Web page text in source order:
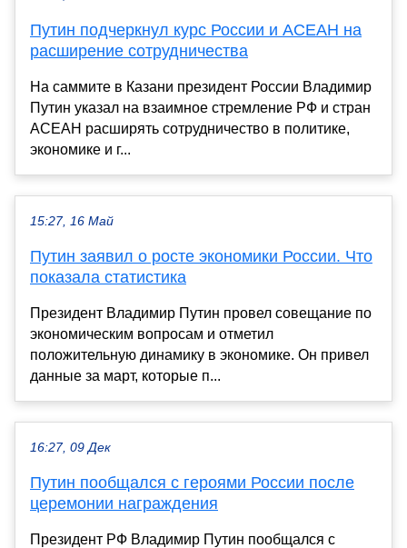
Путин подчеркнул курс России и АСЕАН на
расширение сотрудничества
На саммите в Казани президент России Владимир
Путин указал на взаимное стремление РФ и стран
АСЕАН расширять сотрудничество в политике,
экономике и г...
15:27, 16 Май
Путин заявил о росте экономики России. Что
показала статистика
Президент Владимир Путин провел совещание по
экономическим вопросам и отметил
положительную динамику в экономике. Он привел
данные за март, которые п...
16:27, 09 Дек
Путин пообщался с героями России после
церемонии награждения
Президент РФ Владимир Путин пообщался с